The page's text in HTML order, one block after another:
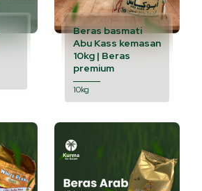
Beras basmati
Abu Kass kemasan
10kg | Beras
premium
10kg